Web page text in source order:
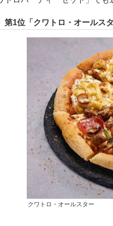
第1位「クワトロ・オールス
クワトロ・オールスター